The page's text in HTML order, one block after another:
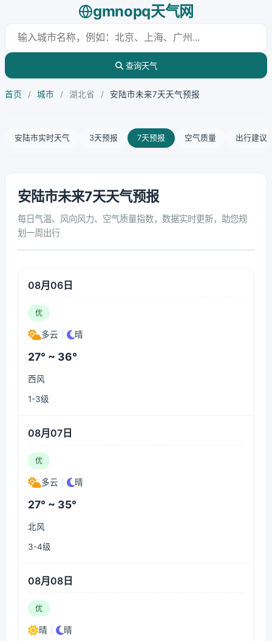
gmnopq天气网
查询天气
首页 / 城市 / 湖北省 / 安陆市未来7天天气预报
安陆市实时天气 3天预报 7天预报 空气质量 出行建议
安陆市未来7天天气预报
每日气温、风向风力、空气质量指数，数据实时更新，助您规
划一周出行
08月06日
优
多云 晴
27° ~ 36°
西风
1-3级
08月07日
优
多云 晴
27° ~ 35°
北风
3-4级
08月08日
优
晴 晴